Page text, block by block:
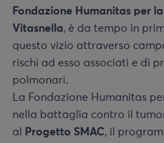
Fondazione Humanitas per
Vitasnella, è da tempo in
questo vizio attraverso
rischi ad esso associati e di
polmonari.
La Fondazione Humanitas
nella battaglia contro il
al
Progetto SMAC, il